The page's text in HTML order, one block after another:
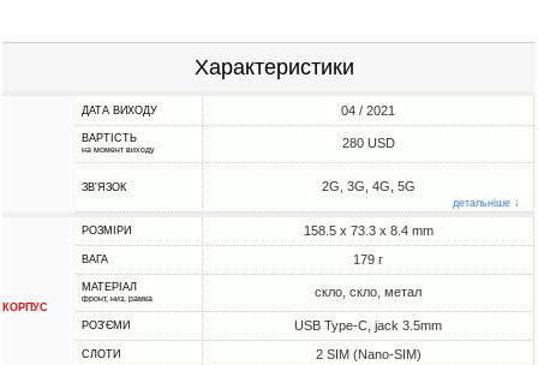
Характеристики
ДАТА ВИХОДУ 04 / 2021
ВАРТІСТЬ
на момент виходу 280 USD
ЗВ'ЯЗОК 2G, 3G, 4G, 5G
детальніше ↓
КОРПУС
РОЗМІРИ 158.5 x 73.3 x 8.4 mm
ВАГА 179 г
МАТЕРІАЛ
фронт, низ, рамка скло, скло, метал
РОЗ'ЄМИ USB Type-C, jack 3.5mm
СЛОТИ 2 SIM (Nano-SIM)